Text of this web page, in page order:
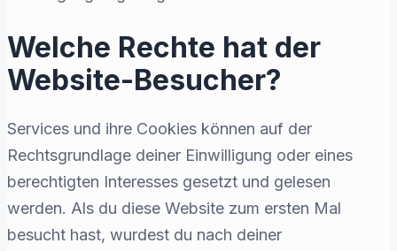
Welche Rechte hat der
Website-Besucher?
Services und ihre Cookies können auf der
Rechtsgrundlage deiner Einwilligung oder eines
berechtigten Interesses gesetzt und gelesen
werden. Als du diese Website zum ersten Mal
besucht hast, wurdest du nach deiner